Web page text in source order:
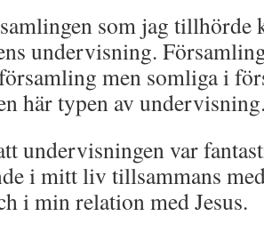
som jag tillhörde
undervisning.
men somliga i
här typen av
undervisningen var
i mitt liv tillsammans
i min relation med Jesus.